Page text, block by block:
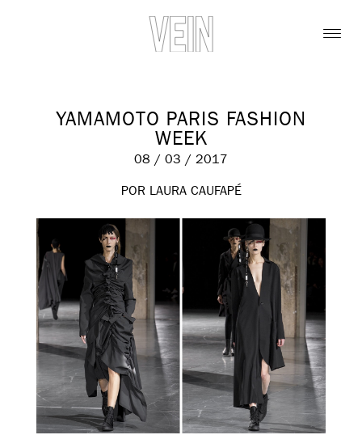
YAMAMOTO PARIS FASHION
WEEK
08 / 03 / 2017
POR LAURA CAUFAPÉ